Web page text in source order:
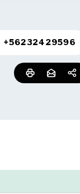
+56232429596